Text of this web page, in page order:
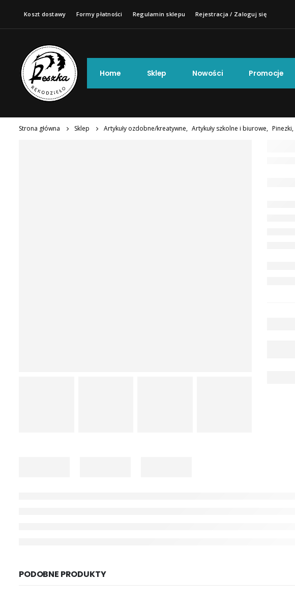
Koszt dostawy Formy płatności Regulamin sklepu Rejestracja / Zaloguj się
Home Sklep Nowości Promocje
Strona główna Sklep Artykuły ozdobne/kreatywne, Artykuły szkolne i biurowe, Pinezki,
PODOBNE PRODUKTY